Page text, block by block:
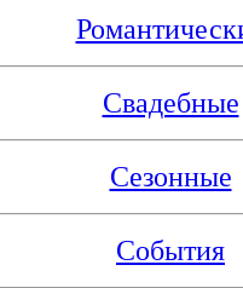
Свадебные
Сезонные
События